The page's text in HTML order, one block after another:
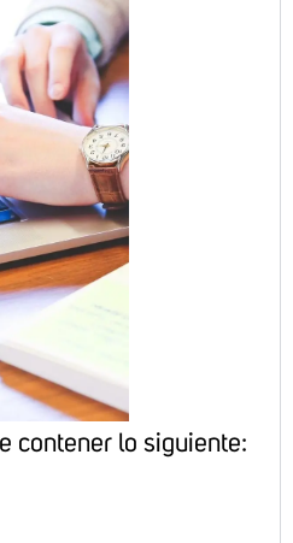
contener lo siguiente: